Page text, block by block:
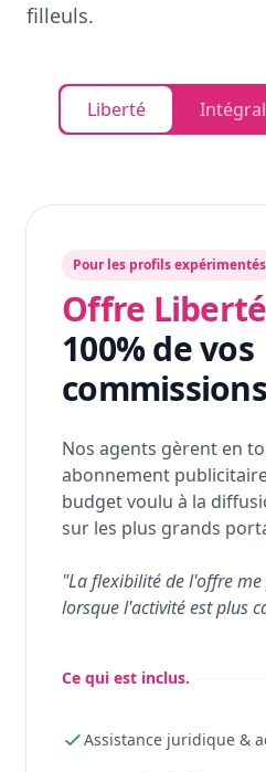
filleuls.
Liberté
Pour les profils expérimentés
Offre
100% de vos
Nos agents gèrent en
abonnement
budget voulu à la
sur les plus grands
"La flexibilité de l'offre
lorsque l'activité est plus
Ce qui est inclus.
Assistance juridique &